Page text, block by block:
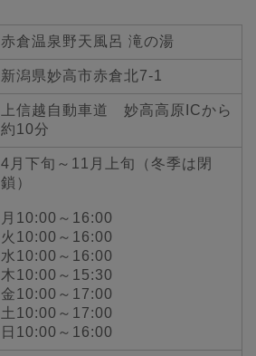
赤倉温泉野天風呂 滝の湯
新潟県妙高市赤倉北7-1
上信越自動車道 妙高高原ICから
約10分
4月下旬～11月上旬（冬季は閉
鎖）
月10:00～16:00
火10:00～16:00
水10:00～16:00
木10:00～15:30
金10:00～17:00
土10:00～17:00
日10:00～16:00